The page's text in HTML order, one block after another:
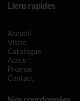
Liens rapides
Accueil
Visite
Catalogue
Actus !
Promos
Contact